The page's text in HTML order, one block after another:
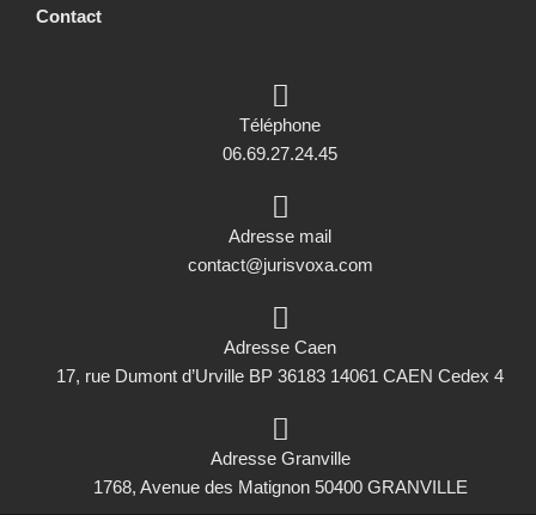
Contact
Téléphone
06.69.27.24.45
Adresse mail
contact@jurisvoxa.com
Adresse Caen
17, rue Dumont d’Urville BP 36183 14061 CAEN Cedex 4
Adresse Granville
1768, Avenue des Matignon 50400 GRANVILLE